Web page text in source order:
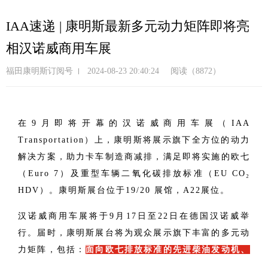
转
到
内
IAA速递 | 康明斯最新多元动力矩阵即将亮
相汉诺威商用车展
福田康明斯订阅号 2024-08-23 20:40:24 阅读（8872）
在9月即将开幕的汉诺威商用车展（IAA
Transportation）上，康明斯将展示旗下全方位的动力
解决方案，助力卡车制造商减排，满足即将实施的欧七
（Euro 7）及重型车辆二氧化碳排放标准（EU CO₂
HDV）。康明斯展台位于19/20 展馆，A22展位。
汉诺威商用车展将于9月17日至22日在德国汉诺威举
行。届时，康明斯展台将为观众展示旗下丰富的多元动
力矩阵，包括： 面向欧七排放标准的先进柴油发动机、